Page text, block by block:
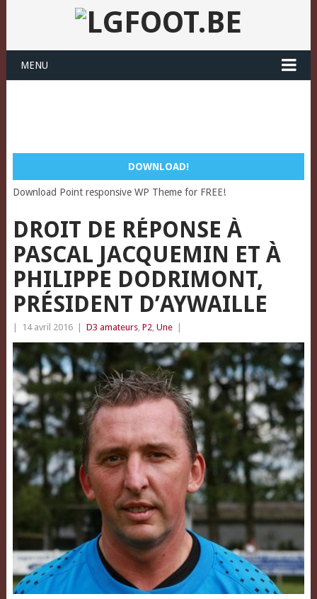
MENU
DOWNLOAD!
Download Point responsive WP Theme for FREE!
DROIT DE RÉPONSE À
PASCAL JACQUEMIN ET À
PHILIPPE DODRIMONT,
PRÉSIDENT D’AYWAILLE
14 avril 2016 D3 amateurs, P2, Une